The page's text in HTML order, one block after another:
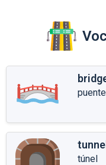
puente
tunnel
túnel